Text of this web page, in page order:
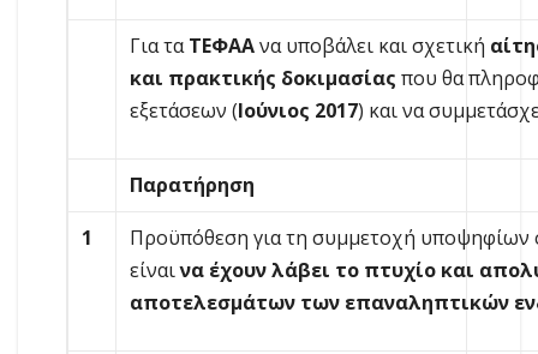
Για ταΤΕΦΑΑνα υποβάλει και σχετική
και πρακτικής δοκιμασίας που θα
εξετάσεων (Ιούνιος 2017) και να
Παρατήρηση
1
Προϋπόθεση για τη συμμετοχή υποψηφίων
είναινα έχουν λάβει το πτυχίο και
αποτελεσμάτων των επαναληπτικών